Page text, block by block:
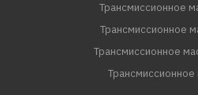
Трансмиссионное
Трансмиссионное
Трансмиссионное
Трансмиссионное